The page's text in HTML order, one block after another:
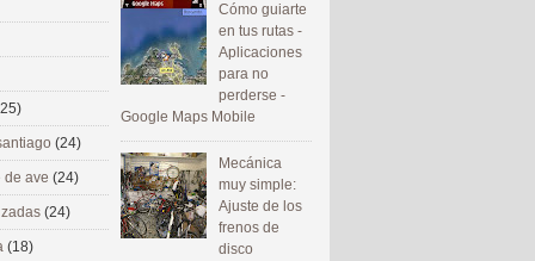
Cómo guiarte
en tus rutas -
Aplicaciones
para no
perderse -
Google Maps Mobile
Mecánica
muy simple:
Ajuste de los
frenos de
disco
(24)
de ave (24)
(24)
(18)